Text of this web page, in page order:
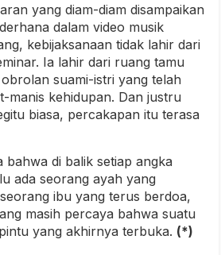
yang diam-diam disampaikan
dalam video musik
kebijaksanaan tidak lahir dari
Ia lahir dari ruang tamu
suami-istri yang telah
manis kehidupan. Dan justru
biasa, percakapan itu terasa
bahwa di balik setiap angka
ada seorang ayah yang
ibu yang terus berdoa,
masih percaya bahwa suatu
yang akhirnya terbuka. (*)